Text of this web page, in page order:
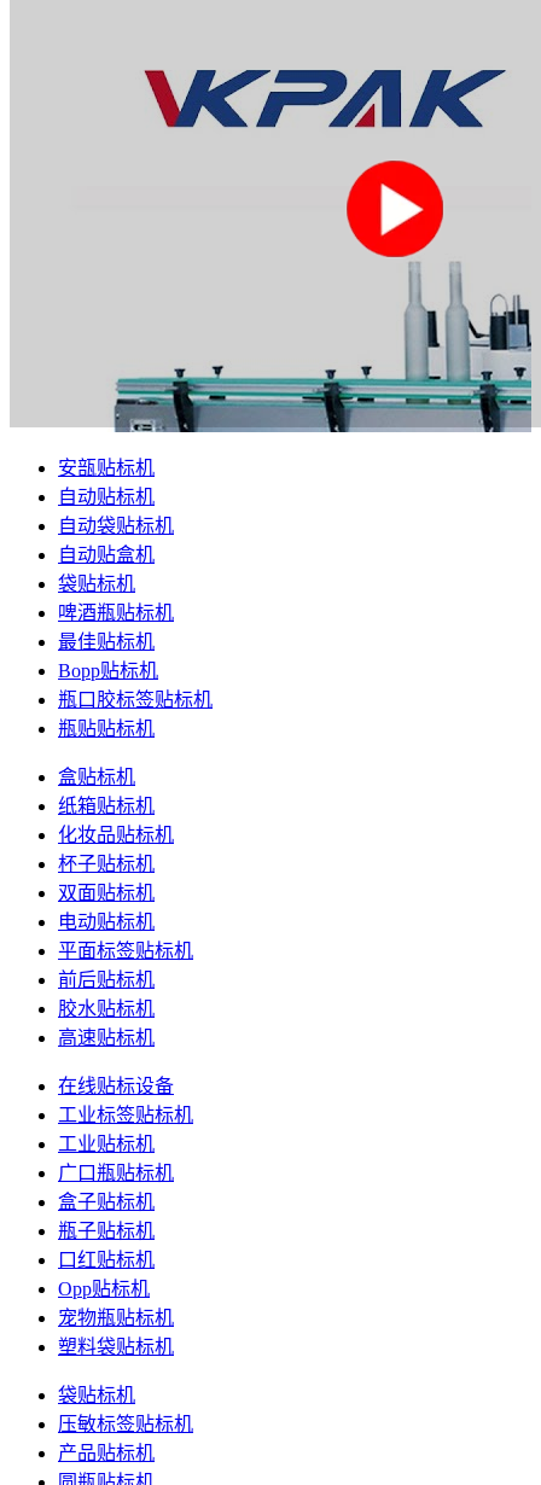
安瓿贴标机
自动贴标机
自动袋贴标机
自动贴盒机
袋贴标机
啤酒瓶贴标机
最佳贴标机
Bopp贴标机
瓶口胶标签贴标机
瓶贴贴标机
盒贴标机
纸箱贴标机
化妆品贴标机
杯子贴标机
双面贴标机
电动贴标机
平面标签贴标机
前后贴标机
胶水贴标机
高速贴标机
在线贴标设备
工业标签贴标机
工业贴标机
广口瓶贴标机
盒子贴标机
瓶子贴标机
口红贴标机
Opp贴标机
宠物瓶贴标机
塑料袋贴标机
袋贴标机
压敏标签贴标机
产品贴标机